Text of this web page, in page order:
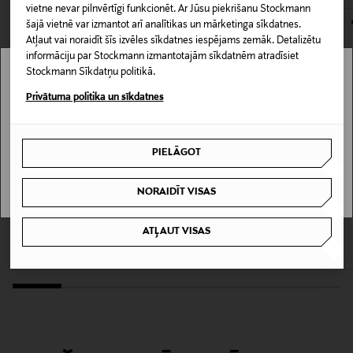
vietne nevar pilnvērtīgi funkcionēt. Ar Jūsu piekrišanu Stockmann
šajā vietnē var izmantot arī analītikas un mārketinga sīkdatnes.
Atļaut vai noraidīt šīs izvēles sīkdatnes iespējams zemāk. Detalizētu
informāciju par Stockmann izmantotajām sīkdatnēm atradīsiet
Stockmann Sīkdatņu politikā.
Privātuma politika un sīkdatnes
PIELĀGOT
NORAIDĪT VISAS
ATĻAUT VISAS
Vegāns
Kategorija
kas tiek atdoti atpakaļ, ir jābūt to sākotnējā neatvērtajā
iepakojumā.
PREČU ATGRIEŠANAS POLITIKA
BULLDOG NATURAL SKINCARE
Bulldog Original Beard Oil eļļa bārdai
JAUNUMS
RITUALS
Homme matu un bārdas eļļa 30 ml
Stockmann nav pieejams tavā valstī.
I UNDERSTAND